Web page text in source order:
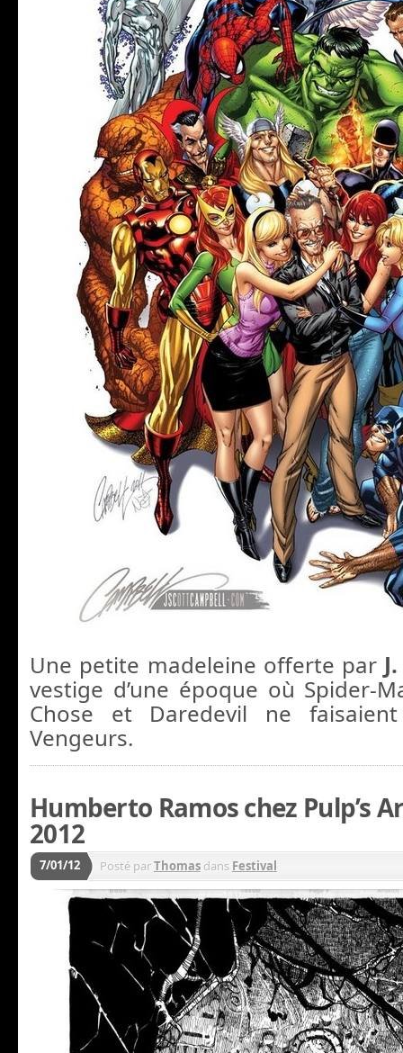
Une petite madeleine offerte par
vestige d’une époque où Spider-
Chose et Daredevil ne
Vengeurs.
Humberto Ramos chez Pulp’s
2012
7/01/12 Posté parThomas dans Festival